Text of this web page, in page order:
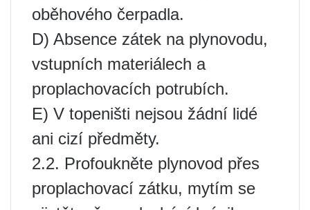
oběhového čerpadla.
D) Absence zátek na plynovodu,
vstupních materiálech a
proplachovacích potrubích.
E) V topeništi nejsou žádní lidé
ani cizí předměty.
2.2. Profoukněte plynovod přes
proplachovací zátku, mytím se